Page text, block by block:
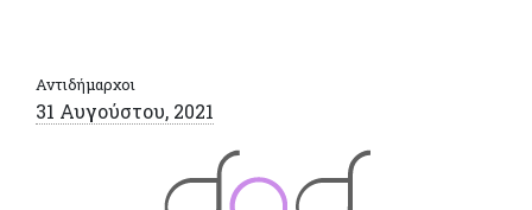
Αντιδήμαρχοι
31 Αυγούστου, 2021